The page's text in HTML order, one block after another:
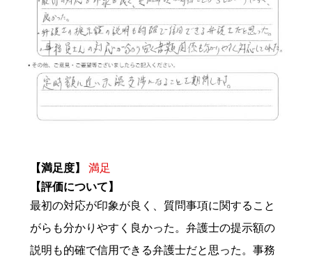
【満足度】
満足
【評価について】
最初の対応が印象が良く、質問事項に関すること
がらも分かりやすく良かった。弁護士の提示額の
説明も的確で信用できる弁護士だと思った。事務